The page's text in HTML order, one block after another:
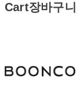
Cart장바구니